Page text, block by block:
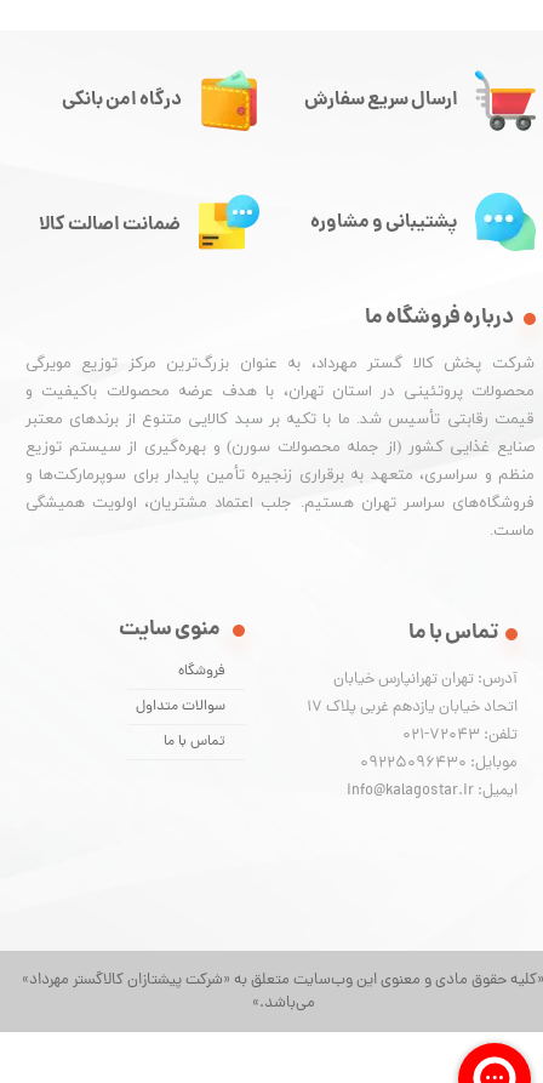
حقوق مادی و معنوی این وب‌سایت متعلق به «شرکت پیشتازان کالاگستر مهرداد»
می‌باشد.»
ارسال سریع سفارش
درباره فروشگاه ما
شرکت پخش کالا گستر مهرداد، به عنوان بزرگ‌ترین مرکز توزیع مویرگی
محصولات پروتئینی در استان تهران، با هدف عرضه محصولات باکیفیت و
قیمت رقابتی تأسیس شد. ما با تکیه بر سبد کالایی متنوع از برندهای معتبر
صنایع غذایی کشور (از جمله محصولات سورن) و بهره‌گیری از سیستم توزیع
منظم و سراسری، متعهد به برقراری زنجیره تأمین پایدار برای سوپرمارکت‌ها و
فروشگاه‌های سراسر تهران هستیم. جلب اعتماد مشتریان، اولویت همیشگی
ماست.
منوی سایت
فروشگاه
سوالات متداول
تماس با ما
تماس با ما
آدرس: تهران تهرانپارس خیابان
اتحاد خیابان یازدهم غربی پلاک ۱۷
تلفن: 72043-021
موبایل: 09225096430
ایمیل: info@kalagostar.ir
درگاه امن بانکی
پشتیبانی و مشاوره ضمانت اصالت کالا